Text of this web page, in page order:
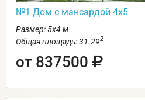
№1 Дом с мансардой 4х5
Размер: 5х4 м
Общая площадь: 31.292
от 837500